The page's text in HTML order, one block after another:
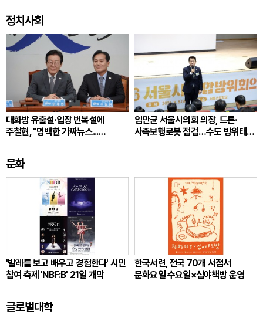
정치사회
대화방 유출설·입장 번복설에
주철현, "명백한 가짜뉴스...
임만균 서울시의회 의장, 드론·
사족보행로봇 점검…수도 방위태세
문화
'발레를 보고 배우고 경험한다' 시민
참여 축제 'NBF:B' 21일 개막
한국서련, 전국 70개 서점서
문화요일 수요일×심야책방 운영
글로벌대학